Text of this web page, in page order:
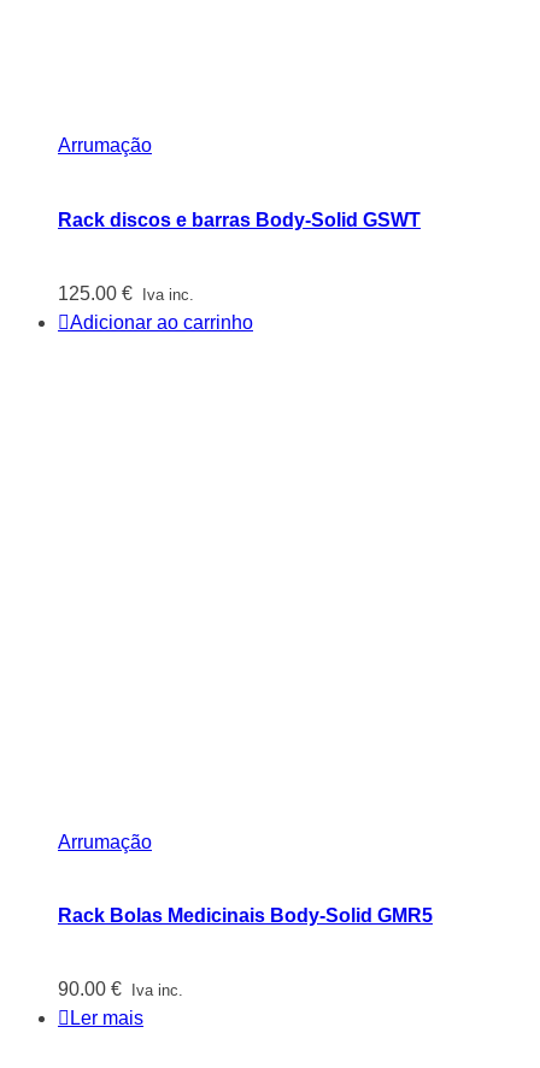
Arrumação
Rack discos e barras Body-Solid GSWT
125.00 € Iva inc.
Adicionar ao carrinho
Arrumação
Rack Bolas Medicinais Body-Solid GMR5
90.00 € Iva inc.
Ler mais